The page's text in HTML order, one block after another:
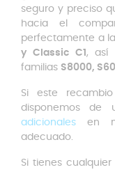
seguro y preciso
hacia el
perfectamente a
y Classic C1 , así
familias S8000,
Si este
disponemos de
adicionales en
adecuado.
Si tienes